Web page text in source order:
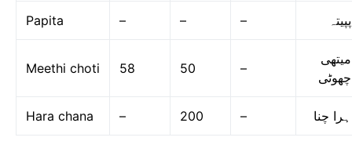
Papita – – – پپیتہ
Meethi choti 58 50 –
میتھی
چھوٹی
Hara chana – 200 – ہرا چنا